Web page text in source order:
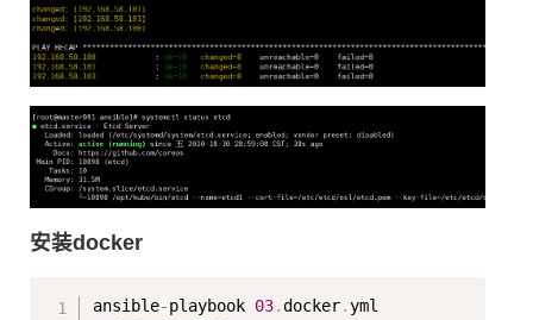
安装docker
ansible-playbook 03.docker.